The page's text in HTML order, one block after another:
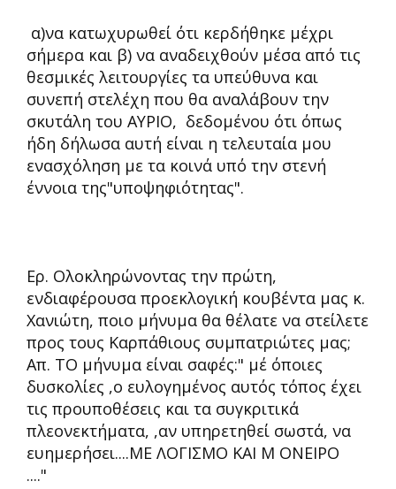
α)να κατωχυρωθεί ότι κερδήθηκε μέχρι
σήμερα και β) να αναδειχθούν μέσα από τις
θεσμικές λειτουργίες τα υπεύθυνα και
συνεπή στελέχη που θα αναλάβουν την
σκυτάλη του ΑΥΡΙΟ, δεδομένου ότι όπως
ήδη δήλωσα αυτή είναι η τελευταία μου
ενασχόληση με τα κοινά υπό την στενή
έννοια της"υποψηφιότητας".
Ερ. Ολοκληρώνοντας την πρώτη,
ενδιαφέρουσα προεκλογική κουβέντα μας κ.
Χανιώτη, ποιο μήνυμα θα θέλατε να στείλετε
προς τους Καρπάθιους συμπατριώτες μας;
Απ. ΤΟ μήνυμα είναι σαφές:" μέ όποιες
δυσκολίες ,ο ευλογημένος αυτός τόπος έχει
τις προυποθέσεις και τα συγκριτικά
πλεονεκτήματα, ,αν υπηρετηθεί σωστά, να
ευημερήσει....ΜΕ ΛΟΓΙΣΜΟ ΚΑΙ Μ ΟΝΕΙΡΟ
...."